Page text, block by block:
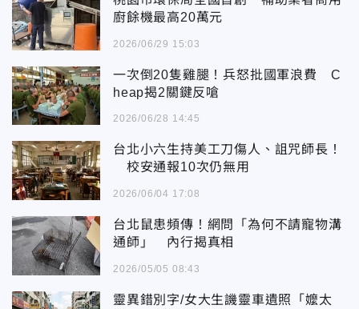
廚餘機最高20萬元
2026/06/29 15:03
一次倒20隻雞腿！兵怒批國軍浪費 C
heap揭2關鍵反嗆
2026/06/28 14:45
台北小六生持美工刀傷人、詛咒師長！
校安通報10次仍無用
2026/06/04 17:08
台北鼠患頻傳！網問「為何不請寵物溝
通師」 內行揭真相
2026/05/05 08:43
靈異錯別字/女大生譏靈車遺照「嬤太